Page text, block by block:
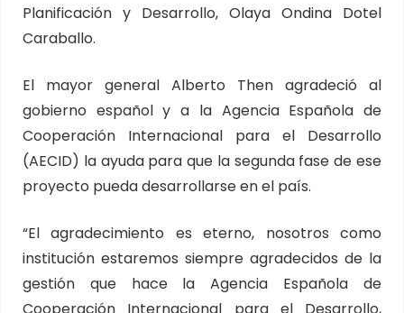
Planificación y Desarrollo, Olaya Ondina Dotel
Caraballo.
El mayor general Alberto Then agradeció al
gobierno español y a la Agencia Española de
Cooperación Internacional para el Desarrollo
(AECID) la ayuda para que la segunda fase de ese
proyecto pueda desarrollarse en el país.
“El agradecimiento es eterno, nosotros como
institución estaremos siempre agradecidos de la
gestión que hace la Agencia Española de